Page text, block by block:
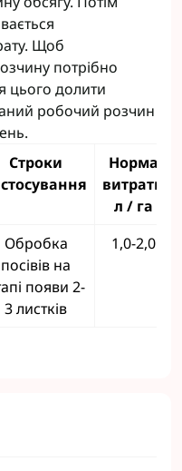
Щоб
потрібно
цього долити
робочий розчин
Cтроки
Норма
витрати
л / га
Обробка
посівів на
появи 2-
3 листків
1,0-2,0